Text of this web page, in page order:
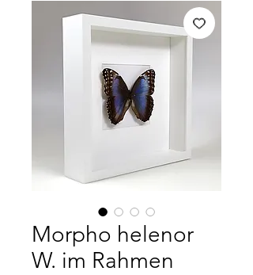
Morpho helenor
W. im Rahmen